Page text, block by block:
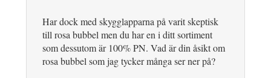
Har dock med skygglapparna på varit skeptisk
till rosa bubbel men du har en i ditt sortiment
som dessutom är 100% PN. Vad är din åsikt om
rosa bubbel som jag tycker många ser ner på?